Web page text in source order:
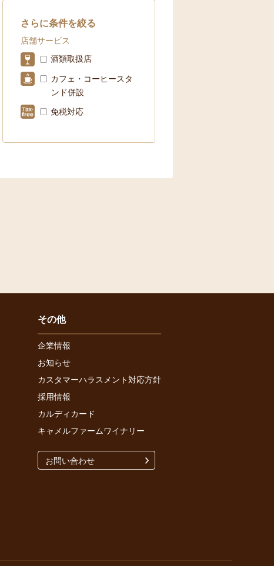
さらに条件を絞る
店舗サービス
酒類取扱店
カフェ・コーヒースタ
ンド併設
免税対応
その他
企業情報
お知らせ
カスタマーハラスメント対応方針
採用情報
カルディカード
キャメルファームワイナリー
お問い合わせ